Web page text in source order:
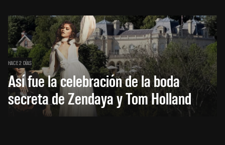
HACE 2 DÍAS
Así fue la celebración de la boda
secreta de Zendaya y Tom Holland